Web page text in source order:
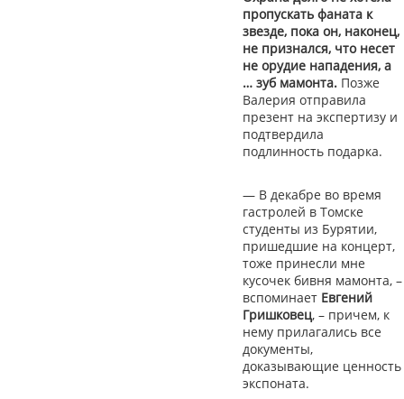
пропускать фаната к
звезде, пока он, наконец,
не признался, что несет
не орудие нападения, а
… зуб мамонта. Позже
Валерия отправила
презент на экспертизу и
подтвердила
подлинность подарка.
— В декабре во время
гастролей в Томске
студенты из Бурятии,
пришедшие на концерт,
тоже принесли мне
кусочек бивня мамонта, –
вспоминает Евгений
Гришковец, – причем, к
нему прилагались все
документы,
доказывающие ценность
экспоната.